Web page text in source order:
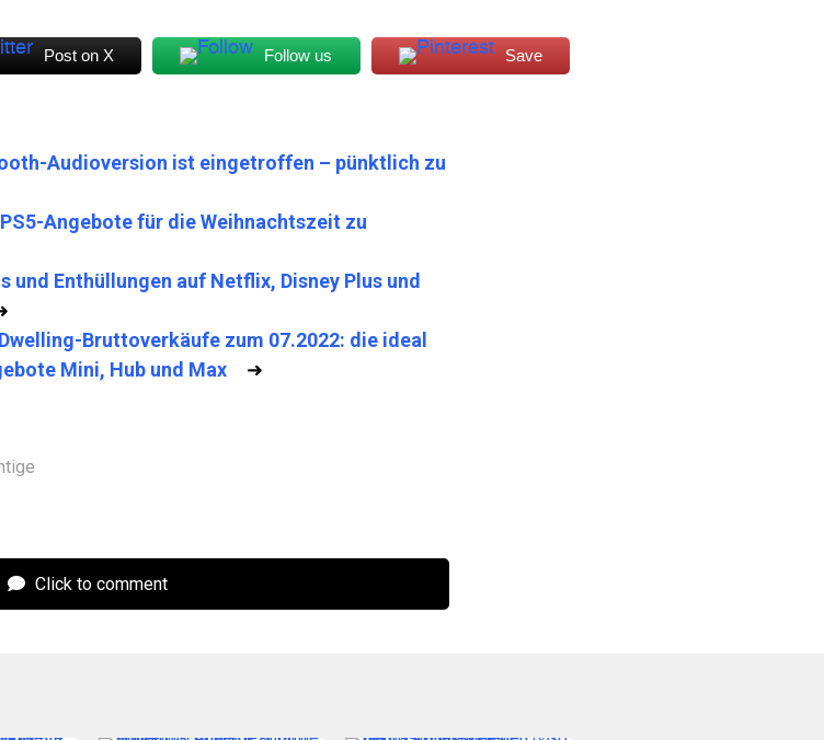
Post on X Follow us Save
Audioversion ist eingetroffen – pünktlich zu
Angebote für die Weihnachtszeit zu
und Enthüllungen auf Netflix, Disney Plus und
Bruttoverkäufe zum 07.2022: die ideal
Mini, Hub und Max ➜
Click to comment